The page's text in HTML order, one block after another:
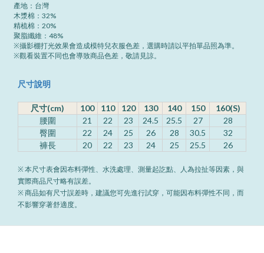
產地：台灣
木漿棉：32%
精梳棉：20%
聚脂纖維：48%
※攝影棚打光效果會造成模特兒衣服色差，選購時請以平拍單品照為準。
※觀看裝置不同也會導致商品色差，敬請見諒。
尺寸說明
尺寸(cm) 100 110 120 130 140 150
160(S)
腰圍
21 22 23 24.5 25.5 27
28
臀圍
22 24 25 26 28 30.5
32
褲長
20 22 23 24 25 25.5 26
※ 本尺寸表會因布料彈性、水洗處理、測量起訖點、人為拉扯等因素，與
實際商品尺寸略有誤差。
※ 商品如有尺寸誤差時，建議您可先進行試穿，可能因布料彈性不同，而
不影響穿著舒適度。